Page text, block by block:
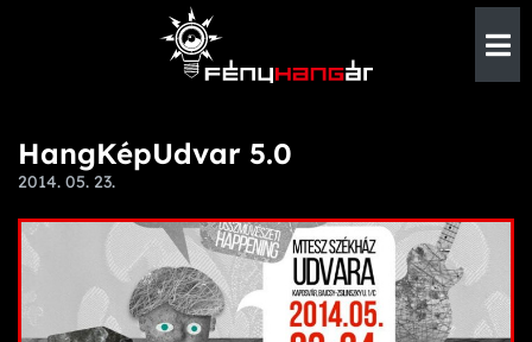
HangKépUdvar 5.0
2014. 05. 23.